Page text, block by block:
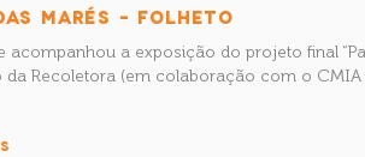
MARÉS – FOLHETO
acompanhou a exposição do projeto final
da Recoletora (em colaboração com o CMIA